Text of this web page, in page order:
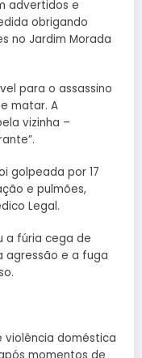
advertidos e
obrigando
no Jardim Morada
para o assassino
matar. A
vizinha –
golpeada por 17
e pulmões,
Legal.
a fúria cega de
agressão e a fuga
violência doméstica
momentos de